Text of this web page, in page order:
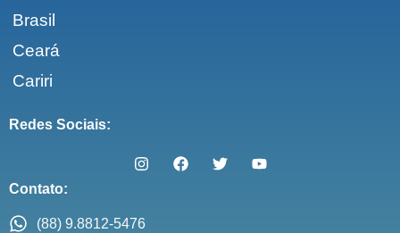
Brasil
Ceará
Cariri
Redes Sociais:
Contato:
(88) 9.8812-5476